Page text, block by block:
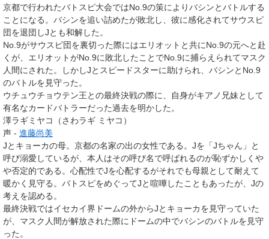
京都で行われたバトスピ大会ではNo.9の策によりバシンとバトルする
ことになる。バシンを追い詰めたが敗北し、彼に感化されてサウスピ
団を退団しJとも和解した。
No.9がサウスピ団を裏切った際にはエリオットと共にNo.9の元へと赴
くが、エリオットがNo.9に敗北したことでNo.9に捕らえられてマスク
人間にされた。しかしJとスピードスターに助けられ、バシンとNo.9
のバトルを見守った。
ウチュウチョウテン王との最終決戦の際に、自身がキアノ兄妹として
有名なカードバトラーだった過去を明かした。
澤ラギミヤコ（さわラギ ミヤコ）
声 - 進藤尚美
Jとキョーカの母。京都の名家の出の女性である。Jを「Jちゃん」と
呼び溺愛しているが、本人はその呼び名で呼ばれるのが恥ずかしくや
や否定的である。心配性でJを心配するがそれでも母親として耐えて
暖かく見守る。バトスピをめぐってJと喧嘩したこともあったが、Jの
考えを認める。
最終決戦ではイセカイ界ドームの外からJとキョーカを見守っていた
が、マスク人間が解放された際にドームの中でバシンのバトルを見守
った。